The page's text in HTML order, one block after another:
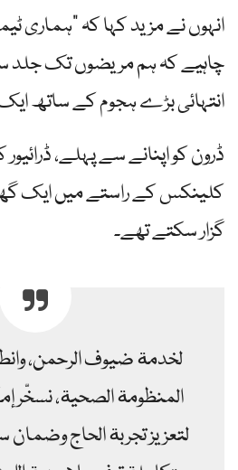
انہوں نے مزید کہا کہ "ہماری
چاہیے کہ ہم مریضوں تک جلد
انتہائی بڑے ہجوم کے ساتھ
ڈرون کو اپنانے سے پہلے،
کلینکس کے راستے میں ایک
گزار سکتے تھے۔
لخدمة ضيوف الرحمن،
المنظومة الصحية، نسخّر
لتعزيز تجربة الحاج